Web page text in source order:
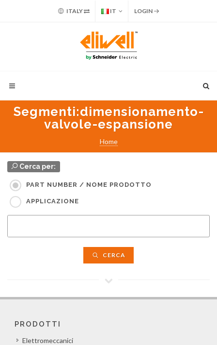
ITALY IT LOGIN
Segmenti:dimensionamento-
valvole-espansione
Home
Cerca per:
PART NUMBER / NOME PRODOTTO
APPLICAZIONE
CERCA
PRODOTTI
Elettromeccanici